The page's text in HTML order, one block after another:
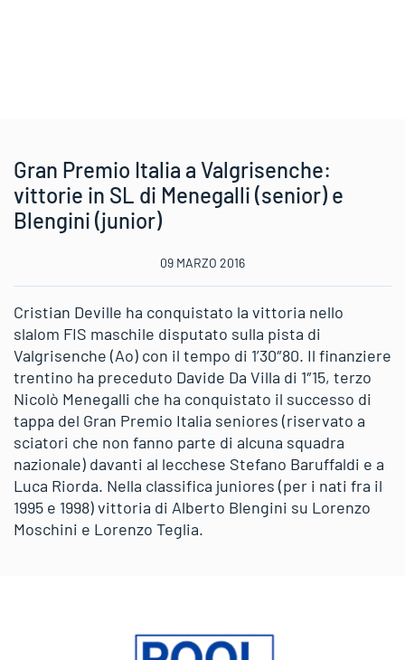
Gran Premio Italia a Valgrisenche:
vittorie in SL di Menegalli (senior) e
Blengini (junior)
09 MARZO 2016
Cristian Deville ha conquistato la vittoria nello
slalom FIS maschile disputato sulla pista di
Valgrisenche (Ao) con il tempo di 1’30″80. Il finanziere
trentino ha preceduto Davide Da Villa di 1″15, terzo
Nicolò Menegalli che ha conquistato il successo di
tappa del Gran Premio Italia seniores (riservato a
sciatori che non fanno parte di alcuna squadra
nazionale) davanti al lecchese Stefano Baruffaldi e a
Luca Riorda. Nella classifica juniores (per i nati fra il
1995 e 1998) vittoria di Alberto Blengini su Lorenzo
Moschini e Lorenzo Teglia.